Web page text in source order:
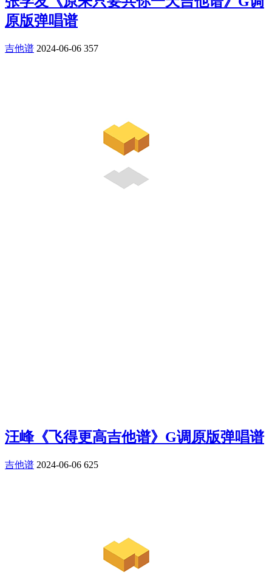
原版弹唱谱
吉他谱 2024-06-06 357
汪峰《飞得更高吉他谱》G调原版弹唱谱
吉他谱 2024-06-06 625